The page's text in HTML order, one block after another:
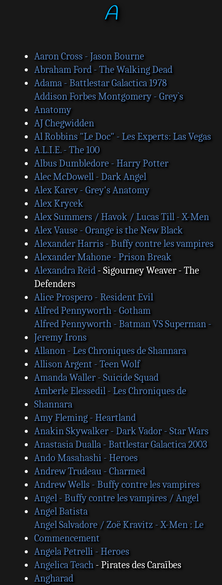
A
Aaron Cross - Jason Bourne
Abraham Ford - The Walking Dead
Adama - Battlestar Galactica 1978
Addison Forbes Montgomery - Grey`s
Anatomy
AJ Chegwidden
Al Robbins "Le Doc" - Les Experts: Las Vegas
A.L.I.E. - The 100
Albus Dumbledore - Harry Potter
Alec McDowell - Dark Angel
Alex Karev - Grey's Anatomy
Alex Krycek
Alex Summers / Havok / Lucas Till - X-Men
Alex Vause - Orange is the New Black
Alexander Harris - Buffy contre les vampires
Alexander Mahone - Prison Break
Alexandra Reid- Sigourney Weaver - The
Defenders
Alice Prospero - Resident Evil
Alfred Pennyworth - Gotham
Alfred Pennyworth - Batman VS Superman -
Jeremy Irons
Allanon - Les Chroniques de Shannara
Allison Argent - Teen Wolf
Amanda Waller - Suicide Squad
Amberle Elessedil - Les Chroniques de
Shannara
Amy Fleming - Heartland
Anakin Skywalker - Dark Vador - Star Wars
Anastasia Dualla - Battlestar Galactica 2003
Ando Masahashi - Heroes
Andrew Trudeau - Charmed
Andrew Wells - Buffy contre les vampires
Angel - Buffy contre les vampires / Angel
Angel Batista
Angel Salvadore / Zoë Kravitz - X-Men : Le
Commencement
Angela Petrelli - Heroes
Angelica Teach- Pirates des Caraïbes
Angharad